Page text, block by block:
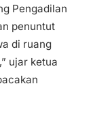
Pengadilan
penuntut
di ruang
ujar ketua